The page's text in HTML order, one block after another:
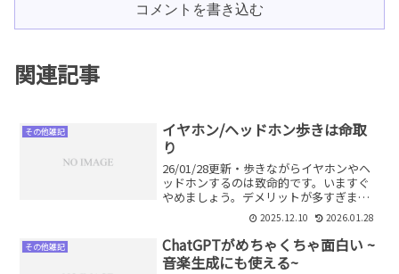
コメントを書き込む
関連記事
その他雑記
イヤホン/ヘッドホン歩きは命取
り
26/01/28更新・歩きながらイヤホンやヘ
ッドホンするのは致命的です。いますぐ
やめましょう。デメリットが多すぎま
す。なぜか？詳しく解説します。
2025.12.10 2026.01.28
その他雑記
ChatGPTがめちゃくちゃ面白い ~
音楽生成にも使える~